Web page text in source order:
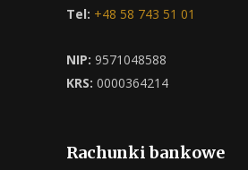
Tel: +48 58 743 51 01
NIP: 9571048588
KRS: 0000364214
Rachunki bankowe